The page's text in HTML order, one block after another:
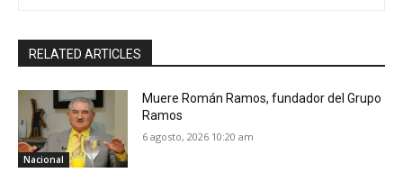
RELATED ARTICLES
Nacional
Muere Román Ramos, fundador del Grupo
Ramos
6 agosto, 2026 10:20 am